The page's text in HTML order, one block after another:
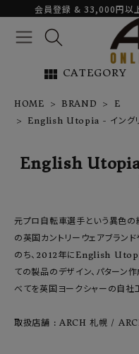
会員登録 & 33,000円以上
view_module CATEGORY
ARCH EXCLUSIVE
CATEGORY
CONTENTS
SHOP
HOME BRAND
E
English Utopia - イングリ
English Utopia
元プロ自転車選手という異色
の英国カントリーウェアブラン
のち、2012年にEnglish Utopia
ての製品のデザイン、パターン
べてを英国ヨークシャーの自社
取扱店舗 : ARCH 札幌 /